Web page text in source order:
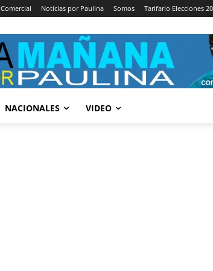
Comercial Noticias por Paulina Somos Tarifario Elecciones
NACIONALES VIDEO